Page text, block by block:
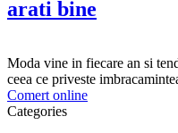
arati bine
Moda vine in fiecare an si
ceea ce priveste
Comert online
Categories